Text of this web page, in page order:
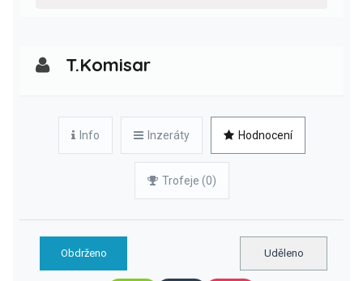
T.Komisar
Info Inzeráty Hodnocení
Trofeje (0)
Obdrženo Uděleno